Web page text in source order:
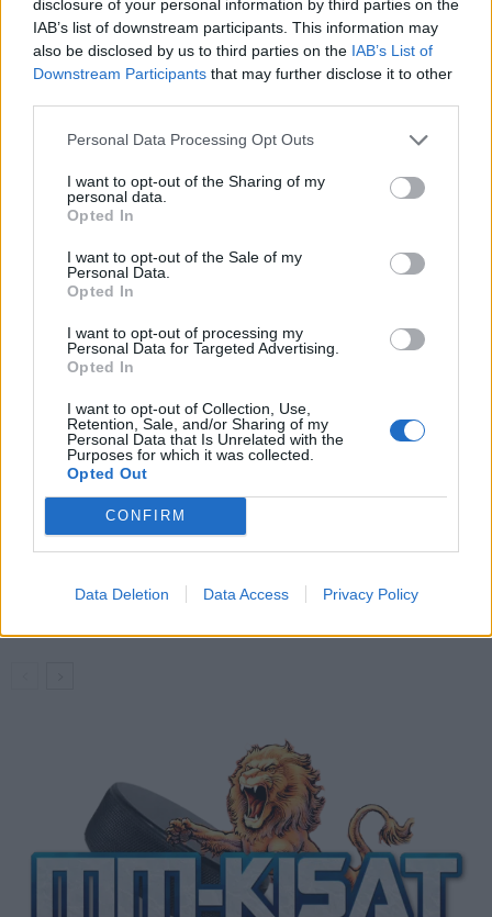
disclosure of your personal information by third parties on the
IAB’s list of downstream participants. This information may
also be disclosed by us to third parties on the IAB’s List of
Downstream Participants that may further disclose it to other
Personal Data Processing Opt Outs
I want to opt-out of the Sharing of my
personal data.
Opted In
I want to opt-out of the Sale of my
Personal Data.
Opted In
I want to opt-out of processing my
Personal Data for Targeted Advertising.
Opted In
I want to opt-out of Collection, Use,
Retention, Sale, and/or Sharing of my
Personal Data that Is Unrelated with the
Purposes for which it was collected.
Opted Out
CONFIRM
Data Deletion Data Access Privacy Policy
Huvittava näky – kuusi pelaajaa
vaikka kiekko on jo poissa
alueelta
Jokerit menettää ison
sponsorin – ”Emme halua olla
mukana tukemassa Venäjän
KHL-liigassa pelaavan
LIITTYVÄT ARTIKKELIT
Leijonat julkisti ketjut Sveitsi-peliin –
kaukaloon
Venäläisveskari sekosi Suomen 2.
50 jäähyminuuttia
ottelun ilmaiseksi TV:stä